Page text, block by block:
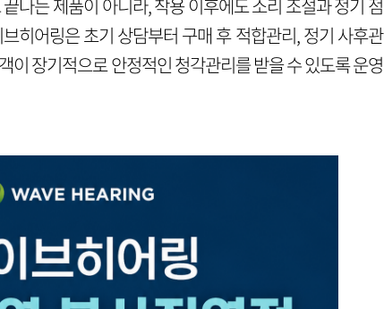
나는 제품이 아니라, 착용 이후에도 소리 조절과 정기 점
히어링은 초기 상담부터 구매 후 적합관리, 정기 사후관
이 장기적으로 안정적인 청각관리를 받을 수 있도록 운영